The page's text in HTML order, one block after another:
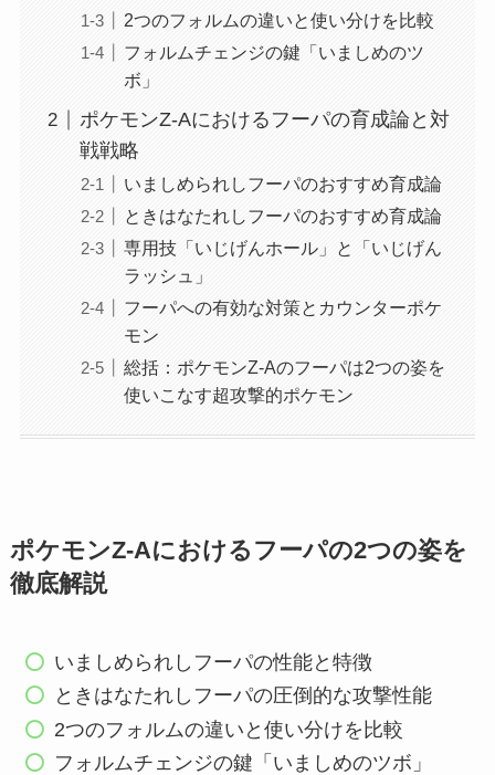
2つのフォルムの違いと使い分けを比較
フォルムチェンジの鍵「いましめのツ
ボ」
ポケモンZ-Aにおけるフーパの育成論と対
戦戦略
いましめられしフーパのおすすめ育成論
ときはなたれしフーパのおすすめ育成論
専用技「いじげんホール」と「いじげん
ラッシュ」
フーパへの有効な対策とカウンターポケ
モン
総括：ポケモンZ-Aのフーパは2つの姿を
使いこなす超攻撃的ポケモン
ポケモンZ-Aにおけるフーパの2つの姿を
徹底解説
いましめられしフーパの性能と特徴
ときはなたれしフーパの圧倒的な攻撃性能
2つのフォルムの違いと使い分けを比較
フォルムチェンジの鍵「いましめのツボ」